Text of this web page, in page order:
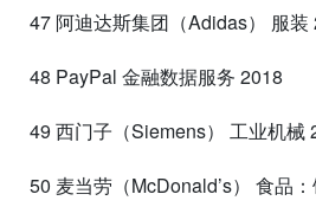
47 阿迪达斯集团（Adidas） 服装
48 PayPal 金融数据服务 2018
49 西门子（Siemens） 工业机械
50 麦当劳（McDonald’s） 食品